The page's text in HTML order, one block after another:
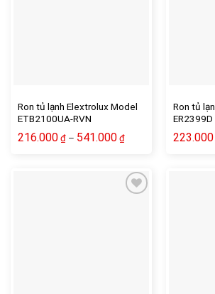
Ron tủ lạnh Elextrolux Model
ETB2100UA-RVN
216.000 ₫– 541.000 ₫
Ron tủ
ER2399D
223.000